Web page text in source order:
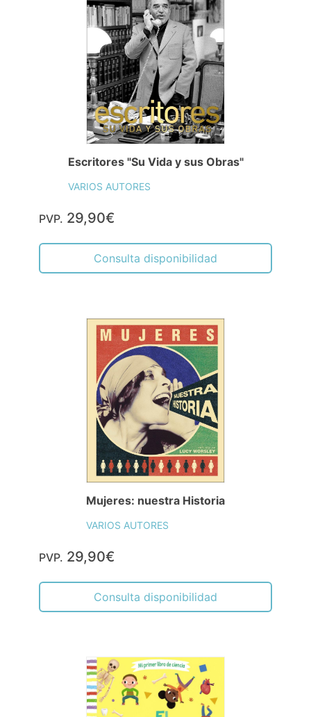
Escritores "Su Vida y sus Obras"
VARIOS AUTORES
PVP. 29,90€
Consulta disponibilidad
Mujeres: nuestra Historia
VARIOS AUTORES
PVP. 29,90€
Consulta disponibilidad